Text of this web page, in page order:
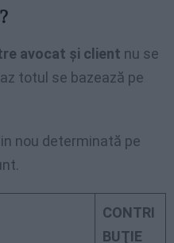
avocat și client nu se
totul se bazează pe
nou determinată pe
CONTRI
BUŢIE